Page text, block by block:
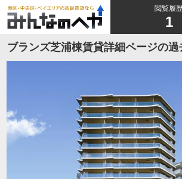
閲覧履
1
ブランズ芝浦棟賃貸詳細ページの